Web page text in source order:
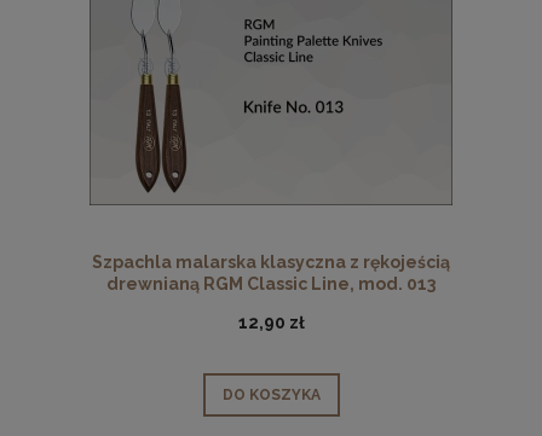
Szpachla malarska klasyczna z rękojeścią
drewnianą RGM Classic Line, mod. 013
12,90 zł
DO KOSZYKA